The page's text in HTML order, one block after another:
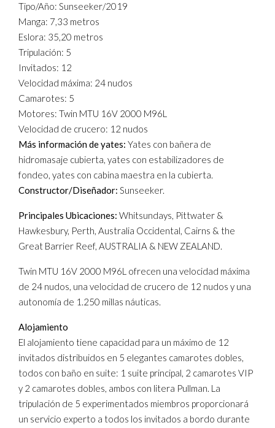
Tipo/Año: Sunseeker/2019
Manga: 7,33 metros
Eslora: 35,20 metros
Tripulación: 5
Invitados: 12
Velocidad máxima: 24 nudos
Camarotes: 5
Motores: Twin MTU 16V 2000 M96L
Velocidad de crucero: 12 nudos
Más información de yates: Yates con bañera de
hidromasaje cubierta, yates con estabilizadores de
fondeo, yates con cabina maestra en la cubierta.
Constructor/Diseñador: Sunseeker.
Principales Ubicaciones: Whitsundays, Pittwater &
Hawkesbury, Perth, Australia Occidental, Cairns & the
Great Barrier Reef, AUSTRALIA & NEW ZEALAND.
Twin MTU 16V 2000 M96L ofrecen una velocidad máxima
de 24 nudos, una velocidad de crucero de 12 nudos y una
autonomía de 1.250 millas náuticas.
Alojamiento
El alojamiento tiene capacidad para un máximo de 12
invitados distribuidos en 5 elegantes camarotes dobles,
todos con baño en suite: 1 suite principal, 2 camarotes VIP
y 2 camarotes dobles, ambos con litera Pullman. La
tripulación de 5 experimentados miembros proporcionará
un servicio experto a todos los invitados a bordo durante